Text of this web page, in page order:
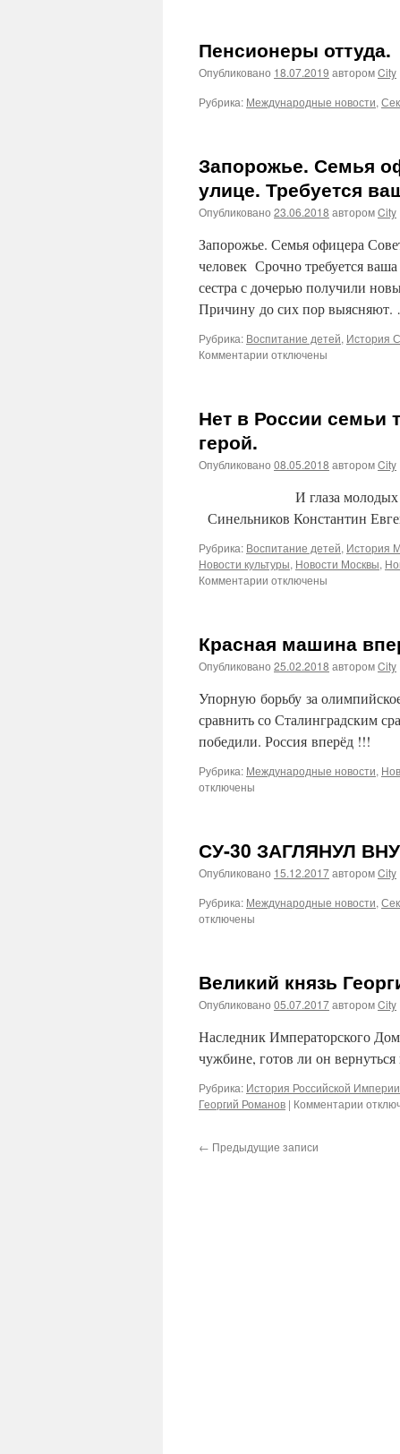
Пенсионеры оттуда.
Опубликовано 18.07.2019 авторомCity
Рубрика: Международные новости,
Запорожье. Семья
улице. Требуется
Опубликовано 23.06.2018 авторомCity
Запорожье. Семья офицера
человек Срочно требуется
сестра с дочерью получили
Причину до сих пор
Рубрика: Воспитание детей, История
Комментарии к
офицера
осталась
улице.
Требуется
помощь!
отключены
Нет в России семьи
герой.
Опубликовано 08.05.2018 авторомCity
И глаза молодых
Синельников Константин
Рубрика: Воспитание детей, История
Новости культуры, Новости Москвы,
Комментарии к
России
семьи
такой,
б
не
памятен
свой
отключены
Красная машина
Опубликовано 25.02.2018 авторомCity
Упорную борьбу за
сравнить со Сталинградским
победили. Россия вперёд !!!
Рубрика: Международные новости,
отключены
СУ-30 ЗАГЛЯНУЛ
Опубликовано 15.12.2017авторомCity
Рубрика: Международные новости,
отключены
Великий князь
Опубликовано 05.07.2017авторомCity
Наследник Императорского
чужбине, готов ли он
Рубрика: История Российской Империи
Георгий Романов | Комментарии к
← Предыдущие записи